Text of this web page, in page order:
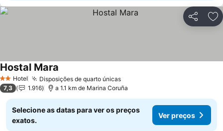
Partilhar
2 Estrelas
Hotel Disposições de quarto únicas
Hostal Mara
7,3 1.916 a 1.1 km de Marina Coruña
Selecione as datas para ver os preços
exatos.
Ver preços